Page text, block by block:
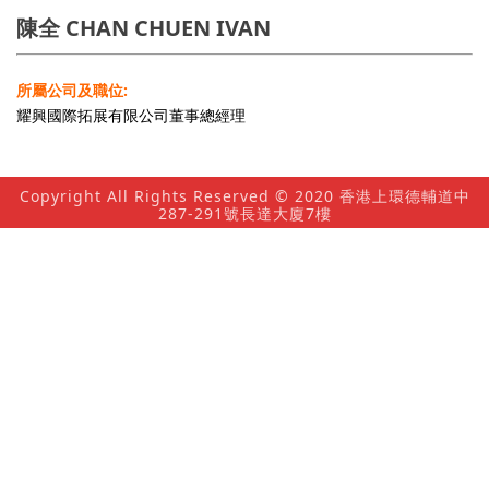
陳全 CHAN CHUEN IVAN
所屬公司及職位:
耀興國際拓展有限公司董事總經理
Copyright All Rights Reserved © 2020 香港上環德輔道中
287-291號長達大廈7樓